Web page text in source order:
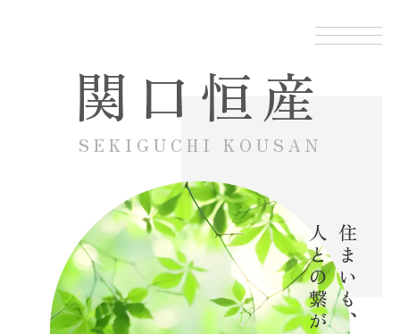
関口恒産
SEKIGUCHI KOUSAN